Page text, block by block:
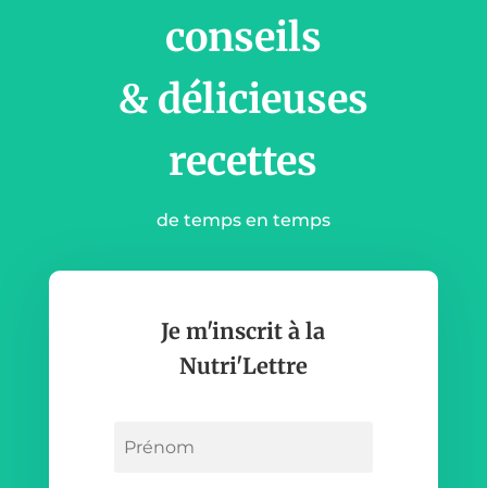
conseils
& délicieuses
recettes
de temps en temps
Je m'inscrit à la
Nutri'Lettre